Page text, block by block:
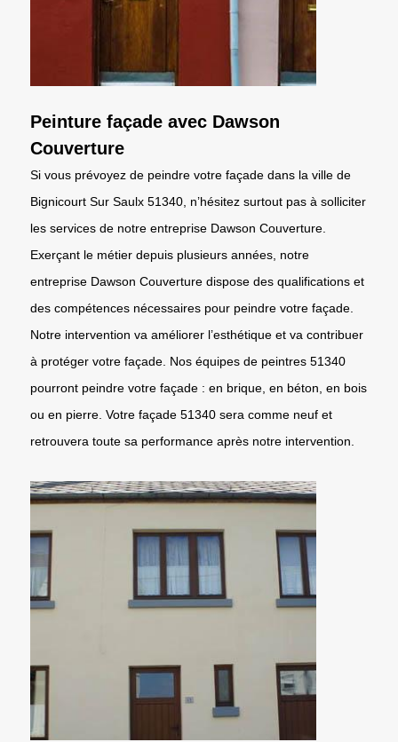
Peinture façade avec Dawson
Couverture
Si vous prévoyez de peindre votre façade dans la ville de
Bignicourt Sur Saulx 51340, n’hésitez surtout pas à solliciter
les services de notre entreprise Dawson Couverture.
Exerçant le métier depuis plusieurs années, notre
entreprise Dawson Couverture dispose des qualifications et
des compétences nécessaires pour peindre votre façade.
Notre intervention va améliorer l’esthétique et va contribuer
à protéger votre façade. Nos équipes de peintres 51340
pourront peindre votre façade : en brique, en béton, en bois
ou en pierre. Votre façade 51340 sera comme neuf et
retrouvera toute sa performance après notre intervention.